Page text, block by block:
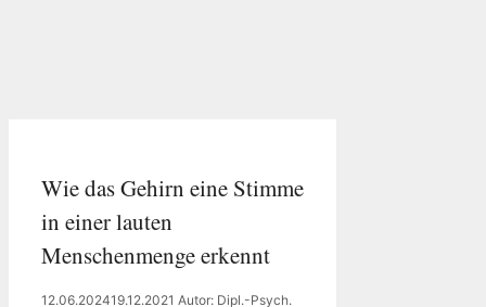
Wie das Gehirn eine Stimme
in einer lauten
Menschenmenge erkennt
12.06.202419.12.2021 Autor: Dipl.-Psych.